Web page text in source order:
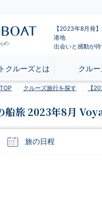
【2023年8月発
港地
出会いと感動が
クルーズとは クル
クルーズ旅行を探す 【
船旅 2023年8月
旅の日程